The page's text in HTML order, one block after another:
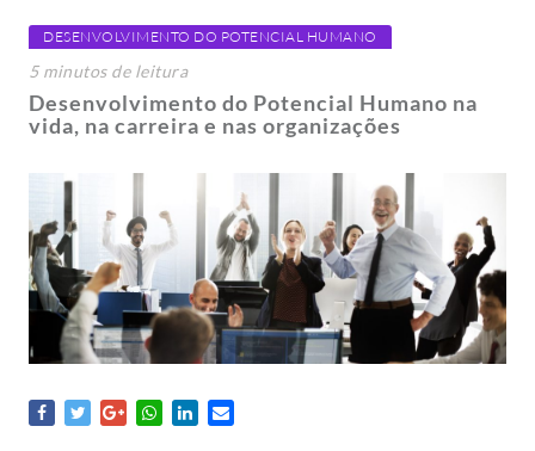
DESENVOLVIMENTO DO POTENCIAL HUMANO
5 minutosde leitura
Desenvolvimento do Potencial Humano na
vida, na carreira e nas organizações